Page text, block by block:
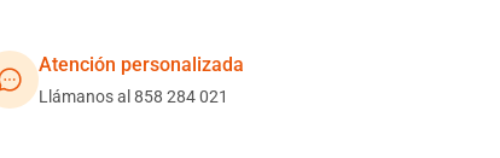
Atención personalizada
Llámanos al 858 284 021